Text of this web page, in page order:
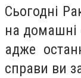
Сьогодні
на домашні
адже
справи ви